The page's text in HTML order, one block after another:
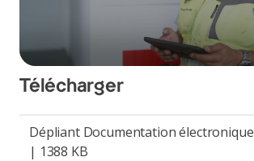
Télécharger
Dépliant Documentation électronique
| 1388 KB